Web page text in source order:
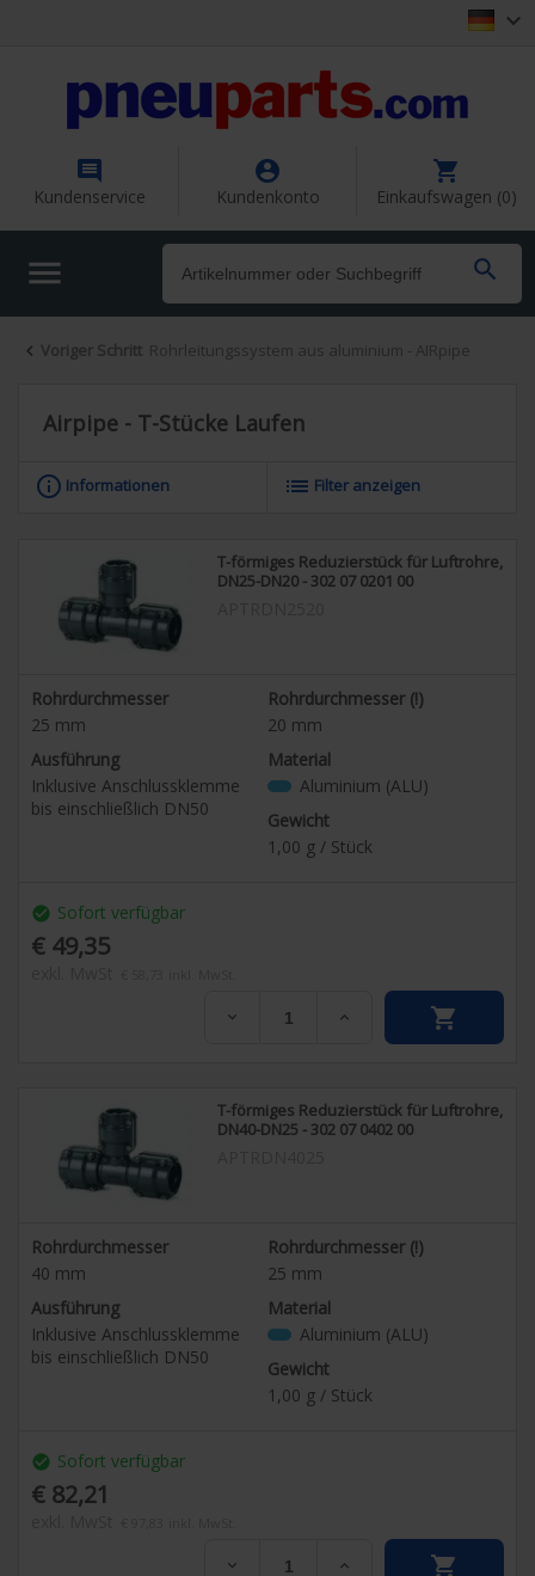


Kundenservice

Kundenkonto

Einkaufswagen (0)
 
 Voriger Schritt Rohrleitungssystem aus aluminium - AIRpipe
Airpipe - T-Stücke Laufen
info_outline Informationen list Filter anzeigen
T-förmiges Reduzierstück für Luftrohre,
DN25-DN20 - 302 07 0201 00
Rohrdurchmesser
25 mm
Rohrdurchmesser (!)
20 mm
Ausführung
Inklusive Anschlussklemme
bis einschließlich DN50
Material
Aluminium (ALU)
Gewicht
1,00 g / Stück
check_circle Sofort verfügbar
€ 49,35
 
T-förmiges Reduzierstück für Luftrohre,
DN40-DN25 - 302 07 0402 00
Rohrdurchmesser
40 mm
Rohrdurchmesser (!)
25 mm
Ausführung
Inklusive Anschlussklemme
bis einschließlich DN50
Material
Aluminium (ALU)
Gewicht
1,00 g / Stück
check_circle Sofort verfügbar
€ 82,21
 